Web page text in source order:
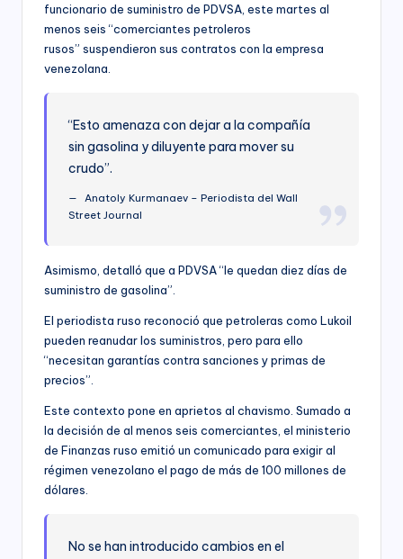
funcionario de suministro de PDVSA, este martes al
menos seis “comerciantes petroleros
rusos” suspendieron sus contratos con la empresa
venezolana.
“Esto amenaza con dejar a la compañía
sin gasolina y diluyente para mover su
crudo”.
Anatoly Kurmanaev – Periodista del Wall
Street Journal
Asimismo, detalló que a PDVSA “le quedan diez días de
suministro de gasolina”.
El periodista ruso reconoció que petroleras como Lukoil
pueden reanudar los suministros, pero para ello
“necesitan garantías contra sanciones y primas de
precios”.
Este contexto pone en aprietos al chavismo. Sumado a
la decisión de al menos seis comerciantes, el ministerio
de Finanzas ruso emitió un comunicado para exigir al
régimen venezolano el pago de más de 100 millones de
dólares.
No se han introducido cambios en el